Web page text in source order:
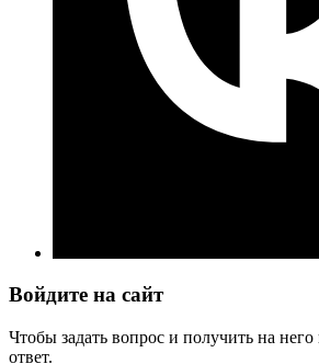
Войдите на сайт
Чтобы задать вопрос и получить на
ответ.